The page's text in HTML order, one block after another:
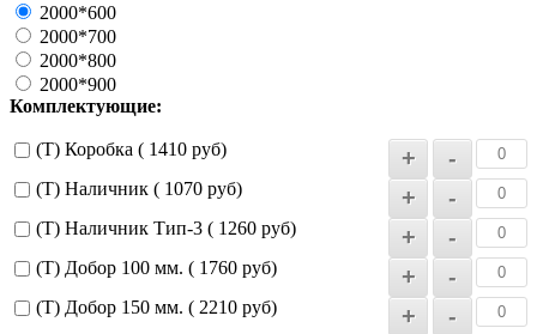
2000*600
2000*700
2000*800
2000*900
Комплектующие:
(Т) Коробка ( 1410 руб)
(Т) Наличник ( 1070 руб)
(Т) Наличник Тип-3 ( 1260 руб)
(Т) Добор 100 мм. ( 1760 руб)
(Т) Добор 150 мм. ( 2210 руб)